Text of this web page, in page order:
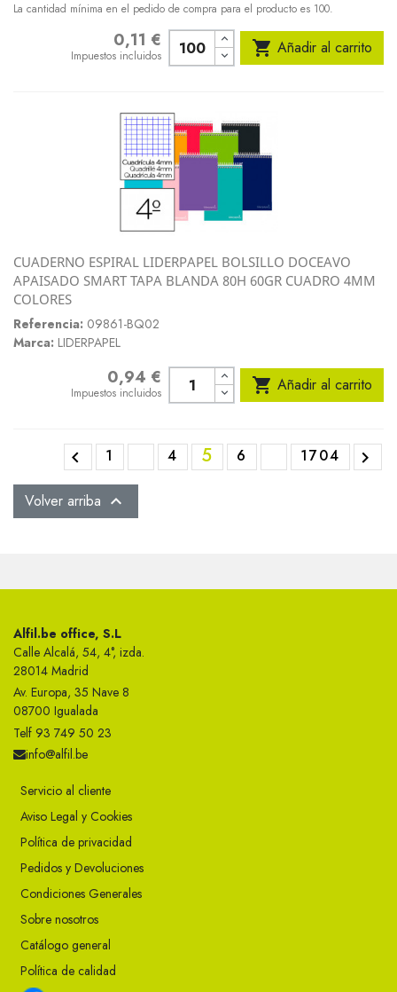
La cantidad mínima en el pedido de compra para el producto es 100.
0,11 €
Impuestos incluidos  Añadir al carrito
CUADERNO ESPIRAL LIDERPAPEL BOLSILLO DOCEAVO
APAISADO SMART TAPA BLANDA 80H 60GR CUADRO 4MM
COLORES
Referencia: 09861-BQ02
Marca: LIDERPAPEL
0,94 €
Impuestos incluidos  Añadir al carrito
 1 4 5 6 1704 
Volver arriba 
Alfil.be office, S.L
Calle Alcalá, 54, 4°, izda.
28014 Madrid
Av. Europa, 35 Nave 8
08700 Igualada
Telf 93 749 50 23
info@alfil.be
Servicio al cliente
Aviso Legal y Cookies
Política de privacidad
Pedidos y Devoluciones
Condiciones Generales
Sobre nosotros
Catálogo general
Política de calidad